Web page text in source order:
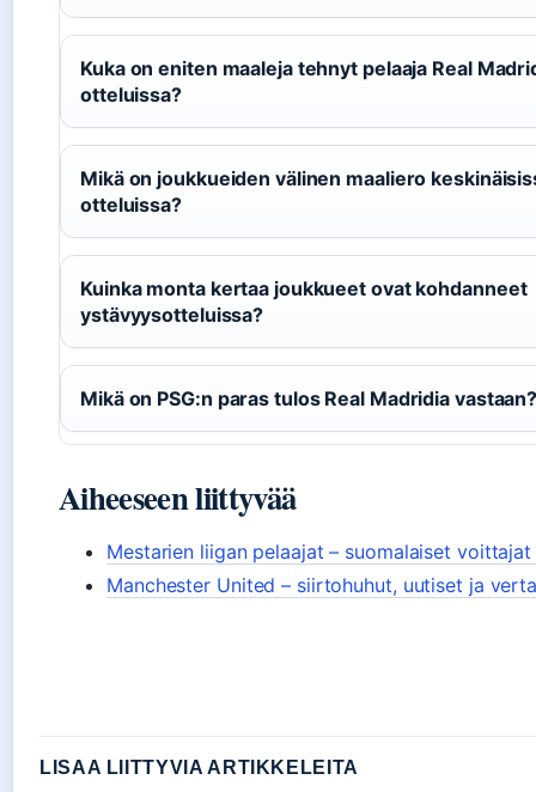
Kuka on eniten maaleja tehnyt pelaaja Real
otteluissa?
Mikä on joukkueiden välinen maaliero
otteluissa?
Kuinka monta kertaa joukkueet ovat kohdanneet
ystävyysotteluissa?
Mikä on PSG:n paras tulos Real Madridia
Aiheeseen liittyvää
Mestarien liigan pelaajat – suomalaiset
Manchester United – siirtohuhut, uutiset ja
LISAA LIITTYVIA ARTIKKELEITA